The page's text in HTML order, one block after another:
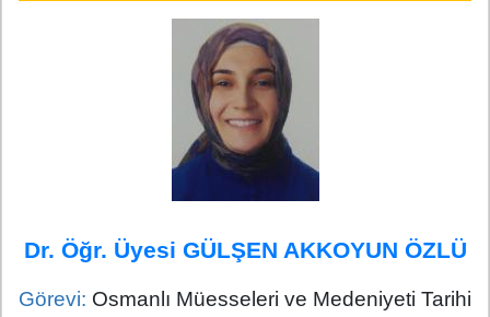
Dr. Öğr. Üyesi GÜLŞEN AKKOYUN ÖZLÜ
Görevi: Osmanlı Müesseleri ve Medeniyeti Tarihi